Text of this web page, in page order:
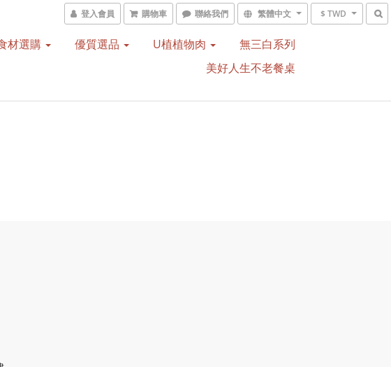
登入會員 購物車 聯絡我們 繁體中文 $ TWD
材選購 優質選品 U植植物肉
無三白系列
美好人生不老餐桌